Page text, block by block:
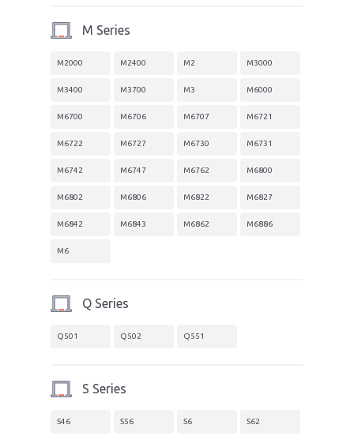
M Series
M2000 M2400 M2 M3000
M3400 M3700 M3 M6000
M6700 M6706 M6707 M6721
M6722 M6727 M6730 M6731
M6742 M6747 M6762 M6800
M6802 M6806 M6822 M6827
M6842 M6843 M6862 M6886
M6
Q Series
Q501 Q502 Q551
S Series
S46 S56 S6 S62